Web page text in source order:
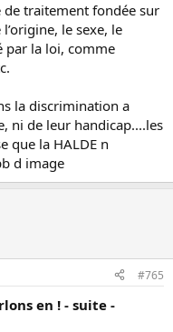
traitement fondée sur
le sexe, le
par la loi, comme
la discrimination a
ni de leur handicap....les
que la HALDE n
d image
#765
en ! - suite -